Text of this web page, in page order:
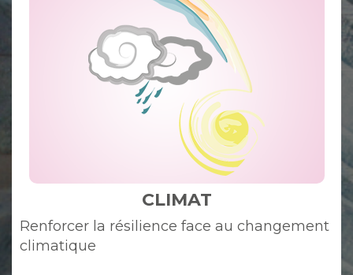
CLIMAT
Renforcer la résilience face au changement
climatique